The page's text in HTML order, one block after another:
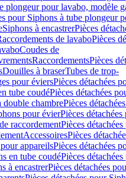
plongeur pour lavabo, modèle
pour Siphons à tube plongeur
Siphons à encastrerPièces
de lavaboPièces
Coudes de
RaccordementsPièces
Douilles à braserTubes de trop-
pour éviersPièces détachées
tube coudéPièces détachées
double chambrePièces
pour évierPièces
raccordementPièces
AccessoiresPièces
appareilsPièces détachées
en tube coudéPièces
à encastrerPièces détachées